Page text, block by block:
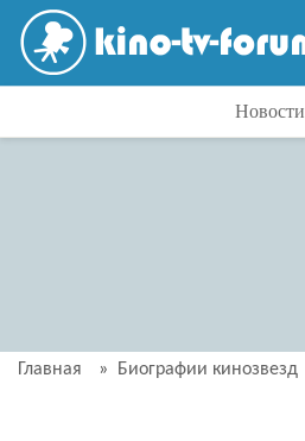
Новости
Главная » Биографии кинозвезд